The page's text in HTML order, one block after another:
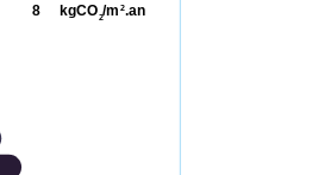
kgCO2/m 2.an
8